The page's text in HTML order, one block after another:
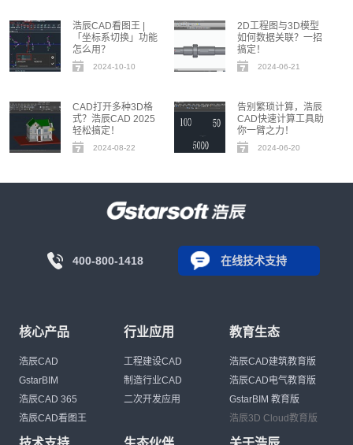
浩辰CAD看图王 |
「坐标系切换」功能
怎么用？
2024-10-10
2D工程图与3D模型
如何数据关联？一招
搞定！
2024-06-21
CAD打开多种3D格
式？浩辰CAD 2025
轻松搞定！
2024-08-22
告别繁琐计算，浩辰
CAD快速计算工具助
你一臂之力！
2024-06-20
400-800-1418 在线技术支持
核心产品
浩辰CAD
GstarBIM
浩辰CAD 365
浩辰CAD看图王
行业应用
工程建设CAD
制造行业CAD
二次开发应用
教育生态
浩辰CAD建筑教育版
浩辰CAD电气教育版
GstarBIM 教育版
浩辰3D Cloud教育版